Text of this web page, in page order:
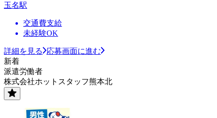
玉名駅
交通費支給
未経験OK
詳細を見る
応募画面に進む
新着
派遣労働者
株式会社ホットスタッフ熊本北